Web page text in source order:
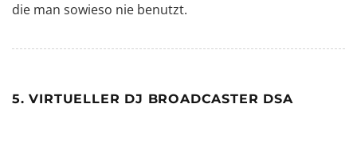
die man sowieso nie benutzt.
5. VIRTUELLER DJ BROADCASTER DSA